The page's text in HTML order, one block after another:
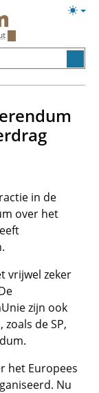
in de
over het
vrijwel zeker
zijn ook
de SP,
het Europees
Nu